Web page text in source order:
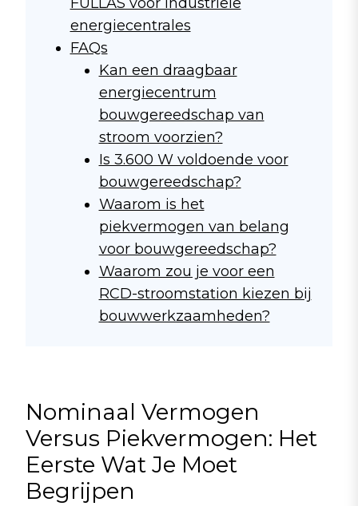
energiecentrales
FAQs
Kan een draagbaar
energiecentrum
bouwgereedschap van
stroom voorzien?
Is 3.600 W voldoende voor
bouwgereedschap?
Waarom is het
piekvermogen van belang
voor bouwgereedschap?
Waarom zou je voor een
RCD-stroomstation kiezen bij
bouwwerkzaamheden?
Nominaal Vermogen
Versus Piekvermogen: Het
Eerste Wat Je Moet
Begrijpen